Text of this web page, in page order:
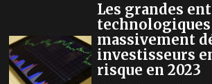
Les grandes
massivement
investisseurs
risque en 2023